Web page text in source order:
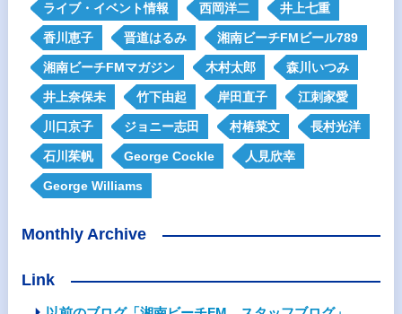
ライブ・イベント情報 西岡洋二 井上七重
香川恵子 晋道はるみ 湘南ビーチFMビール789
湘南ビーチFMマガジン 木村太郎 森川いつみ
井上奈保未 竹下由起 岸田直子 江刺家愛
川口京子 ジョニー志田 村椿菜文 長村光洋
石川茱帆 George Cockle 人見欣幸
George Williams
Monthly Archive
Link